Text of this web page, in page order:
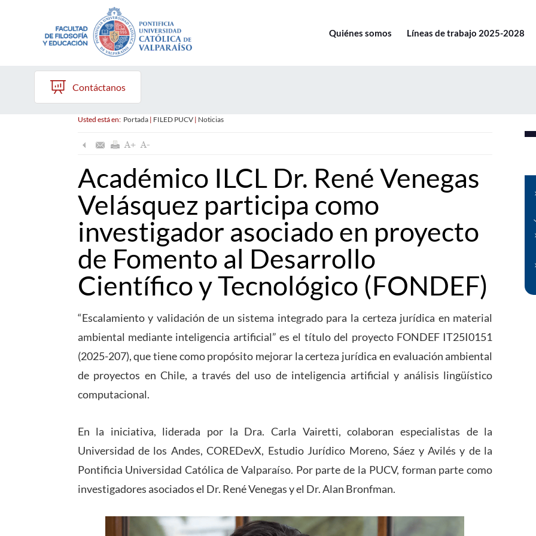
Quiénes somos Líneas de trabajo 2025-2028
Contáctanos
Usted está en: Portada| FILED PUCV| Noticias
Académico ILCL Dr. René Venegas
Velásquez participa como
investigador asociado en proyecto
de Fomento al Desarrollo
Científico y Tecnológico (FONDEF)
“Escalamiento y validación de un sistema integrado para la certeza jurídica en material
ambiental mediante inteligencia artificial” es el título del proyecto FONDEF IT25I0151
(2025-207), que tiene como propósito mejorar la certeza jurídica en evaluación ambiental
de proyectos en Chile, a través del uso de inteligencia artificial y análisis lingüístico
computacional.
En la iniciativa, liderada por la Dra. Carla Vairetti, colaboran especialistas de la
Universidad de los Andes, COREDevX, Estudio Jurídico Moreno, Sáez y Avilés y de la
Pontificia Universidad Católica de Valparaíso. Por parte de la PUCV, forman parte como
investigadores asociados el Dr. René Venegas y el Dr. Alan Bronfman.